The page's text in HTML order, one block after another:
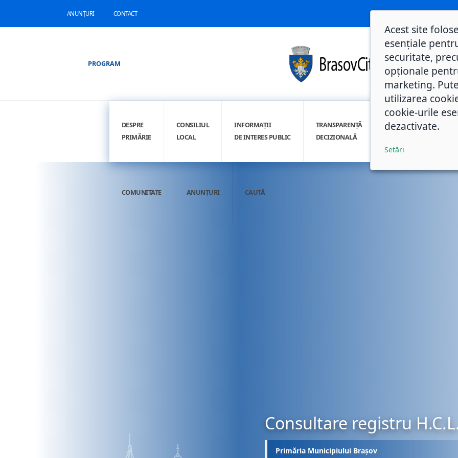
ANUNȚURI CONTACT
PROGRAM
DESPRE
PRIMĂRIE
CONSILIUL
LOCAL
INFORMAȚII
DE INTERES PUBLIC
TRANSPARENȚĂ
DECIZIONALĂ
INTEGRITATE
COMUNITATE ANUNȚURI CAUTĂ
Consultare registru
Primăria Municipiului Brașov
Acest site
esențiale
securitate,
opționale
marketing.
utilizarea
cookie-urile
dezactivate.
Setări